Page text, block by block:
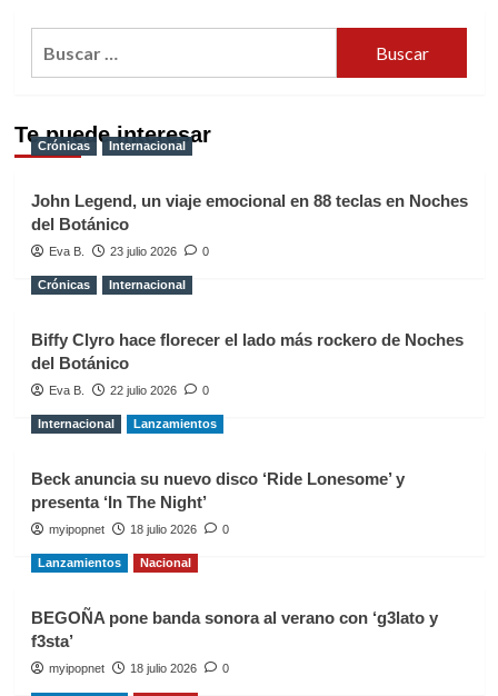
Te puede interesar
Crónicas Internacional
John Legend, un viaje emocional en 88 teclas en Noches
del Botánico
Eva B. 23 julio 2026 0
Crónicas Internacional
Biffy Clyro hace florecer el lado más rockero de Noches
del Botánico
Eva B. 22 julio 2026 0
Internacional Lanzamientos
Beck anuncia su nuevo disco ‘Ride Lonesome’ y
presenta ‘In The Night’
myipopnet 18 julio 2026 0
Lanzamientos Nacional
BEGOÑA pone banda sonora al verano con ‘g3lato y
f3sta’
myipopnet 18 julio 2026 0